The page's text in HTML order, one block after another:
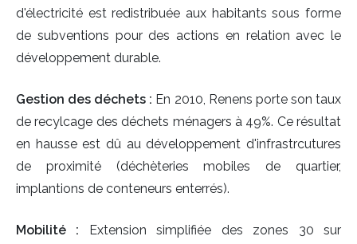
d'électricité est redistribuée aux habitants sous forme
de subventions pour des actions en relation avec le
développement durable.
Gestion des déchets : En 2010, Renens porte son taux
de recylcage des déchets ménagers à 49%. Ce résultat
en hausse est dû au développement d'infrastrcutures
de proximité (déchèteries mobiles de quartier,
implantions de conteneurs enterrés).
Mobilité : Extension simplifiée des zones 30 sur